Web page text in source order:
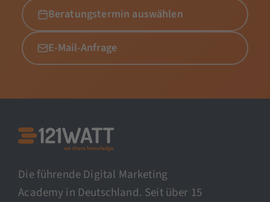
Beratungstermin auswählen
E-Mail-Anfrage
Die führende Digital Marketing
Academy in Deutschland. Seit über 15